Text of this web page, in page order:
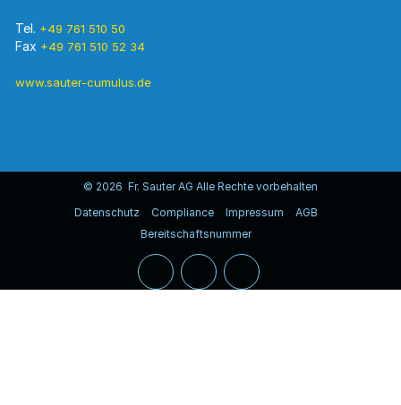
Tel. +49 761 510 50
Fax +49 761 510 52 34
www.sauter-cumulus.de
© 2026 Fr. Sauter AG Alle Rechte vorbehalten
Datenschutz
Compliance Impressum
AGB
Bereitschaftsnummer